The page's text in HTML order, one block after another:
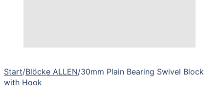
Start/Blöcke ALLEN/30mm Plain Bearing Swivel Block
with Hook